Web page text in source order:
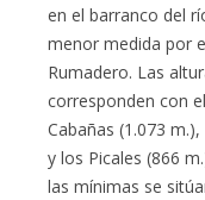
en el barranco del
menor medida por
Rumadero. Las
corresponden con
Cabañas (1.073
y los Picales (866
las mínimas se